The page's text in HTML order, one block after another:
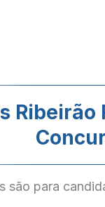
são para